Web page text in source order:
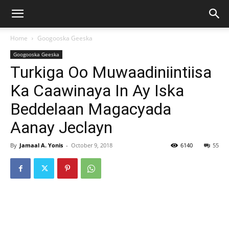
Home Googooska Geeska
Googooska Geeska
Turkiga Oo Muwaadiniintiisa
Ka Caawinaya In Ay Iska
Beddelaan Magacyada
Aanay Jeclayn
By Jamaal A. Yonis - October 9, 2018 55
6140